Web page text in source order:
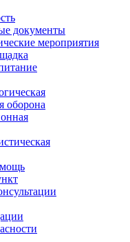
документы
мероприятия
оборона